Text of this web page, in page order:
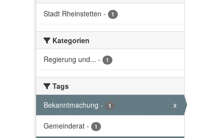
Stadt Rheinstetten - 1
Kategorien
Regierung und... - 1
Tags
Bekanntmachung - 1 x
Gemeinderat - 1